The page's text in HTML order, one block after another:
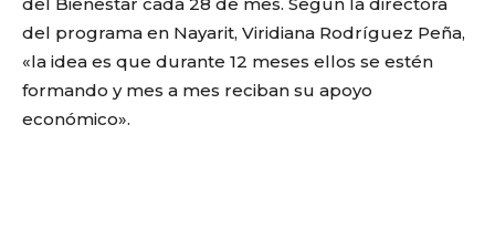
del programa en Nayarit, Viridiana Rodríguez Peña,
«la idea es que durante 12 meses ellos se estén
formando y mes a mes reciban su apoyo
económico».